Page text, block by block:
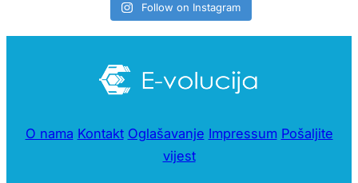
Follow on Instagram
O nama Kontakt Oglašavanje Impressum Pošaljite
vijest